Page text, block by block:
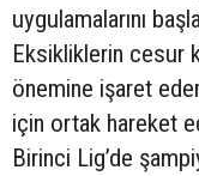
uygulamalarını
Eksikliklerin cesur
önemine işaret
için ortak hareket
Birinci Lig’de